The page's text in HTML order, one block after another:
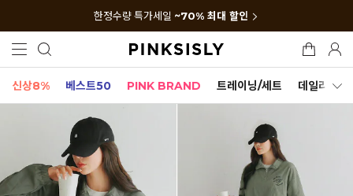
한정수량 특가세일 ~70% 최대 할인
신상8% 베스트50 PINK BRAND 트레이닝/세트 데일리세트